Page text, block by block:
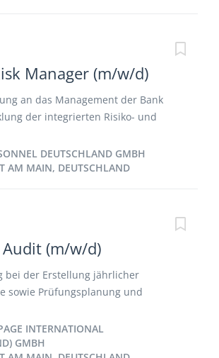
und der
Manager (m/w/d)
an das Management der Bank
der integrierten Risiko- und
Bewertung, Kontrolle und
von Risiken Erhebung von
der aufsichtsrechtlichen
Identifikation, Analyse und
der bestehenden Verfahren und
des Unternehmens
DEUTSCHLAND GMBH
AM MAIN, DEUTSCHLAND
(m/w/d)
bei der Erstellung jährlicher
sowie Prüfungsplanung und
Organisation und selbstständigen
Audits (System-, Kontroll-,
INTERNATIONAL
GMBH